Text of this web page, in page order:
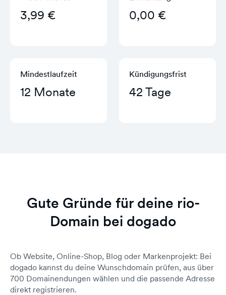
3,99 € 0,00 €
Mindestlaufzeit
12 Monate
Kündigungs­frist
42 Tage
Gute Gründe für deine rio-
Domain bei dogado
Ob Website, Online-Shop, Blog oder Markenprojekt: Bei
dogado kannst du deine Wunschdomain prüfen, aus über
700 Domainendungen wählen und die passende Adresse
direkt registrieren.